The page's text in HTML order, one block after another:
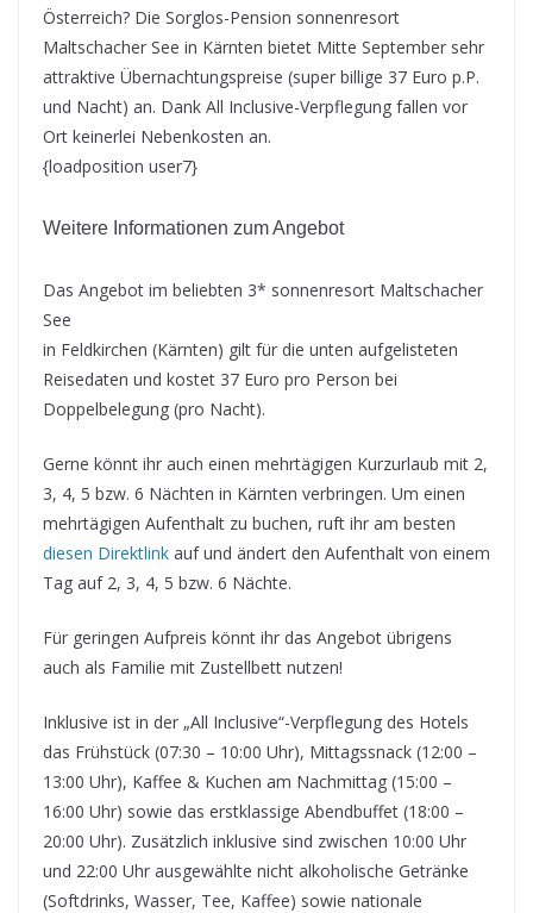
Österreich? Die Sorglos-Pension sonnenresort
Maltschacher See in Kärnten bietet Mitte September sehr
attraktive Übernachtungspreise (super billige 37 Euro p.P.
und Nacht) an. Dank All Inclusive-Verpflegung fallen vor
Ort keinerlei Nebenkosten an.
{loadposition user7}
Weitere Informationen zum Angebot
Das Angebot im beliebten 3* sonnenresort Maltschacher
See
in Feldkirchen (Kärnten) gilt für die unten aufgelisteten
Reisedaten und kostet 37 Euro pro Person bei
Doppelbelegung (pro Nacht).
Gerne könnt ihr auch einen mehrtägigen Kurzurlaub mit 2,
3, 4, 5 bzw. 6 Nächten in Kärnten verbringen. Um einen
mehrtägigen Aufenthalt zu buchen, ruft ihr am besten
diesen Direktlink auf und ändert den Aufenthalt von einem
Tag auf 2, 3, 4, 5 bzw. 6 Nächte.
Für geringen Aufpreis könnt ihr das Angebot übrigens
auch als Familie mit Zustellbett nutzen!
Inklusive ist in der „All Inclusive“-Verpflegung des Hotels
das Frühstück (07:30 – 10:00 Uhr), Mittagssnack (12:00 –
13:00 Uhr), Kaffee & Kuchen am Nachmittag (15:00 –
16:00 Uhr) sowie das erstklassige Abendbuffet (18:00 –
20:00 Uhr). Zusätzlich inklusive sind zwischen 10:00 Uhr
und 22:00 Uhr ausgewählte nicht alkoholische Getränke
(Softdrinks, Wasser, Tee, Kaffee) sowie nationale